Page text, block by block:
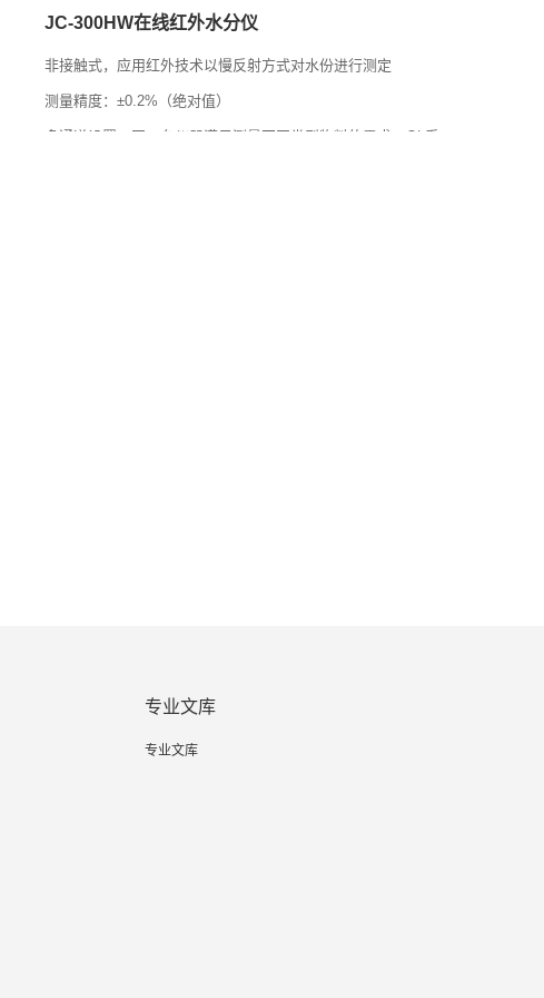
JC-300HW在线红外水分仪
非接触式，应用红外技术以慢反射方式对水份进行测定
测量精度：±0.2%（绝对值）
多通道设置，同一台仪器满足测量不同类型物料的需求，QL系
专业文库
专业文库